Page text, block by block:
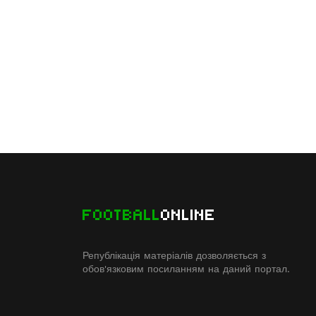
FOOTBALLONLINE
Републікація матеріалів дозволяється з
обов'язковим посиланням на даний портал.